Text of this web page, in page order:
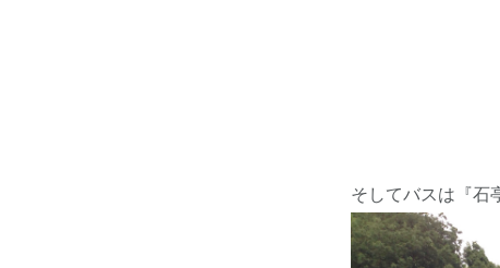
そしてバスは『石